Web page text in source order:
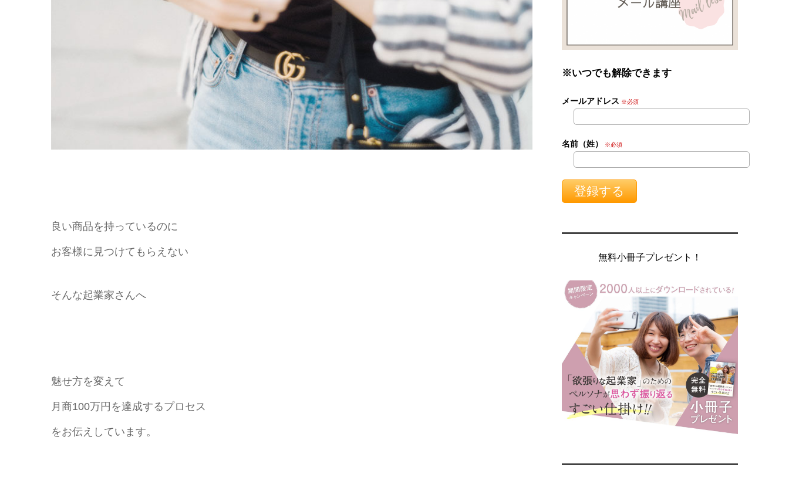
良い商品を持っているのに
お客様に見つけてもらえない
そんな起業家さんへ
魅せ方を変えて
月商100万円を達成するプロセス
をお伝えしています。
※いつでも解除できます
メールアドレス ※必須
名前（姓） ※必須
無料小冊子プレゼント！